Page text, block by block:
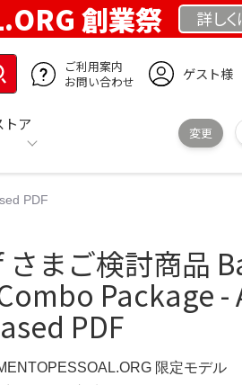
創業祭 詳し
ご利用案内
お問い合わせ
ゲスト様
トア
変更
PDF
さまご検討商品
Package -
PDF
限定モデル